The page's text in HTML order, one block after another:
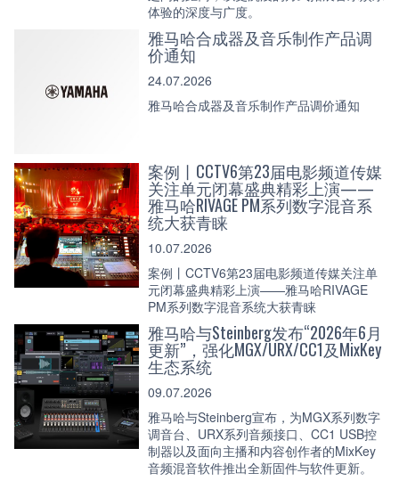
体验的深度与广度。
雅马哈合成器及音乐制作产品调
价通知
24.07.2026
雅马哈合成器及音乐制作产品调价通知
案例丨CCTV6第23届电影频道传媒
关注单元闭幕盛典精彩上演——
雅马哈RIVAGE PM系列数字混音系
统大获青睐
10.07.2026
案例丨CCTV6第23届电影频道传媒关注单
元闭幕盛典精彩上演——雅马哈RIVAGE
PM系列数字混音系统大获青睐
雅马哈与Steinberg发布“2026年6月
更新”，强化MGX/URX/CC1及MixKey
生态系统
09.07.2026
雅马哈与Steinberg宣布，为MGX系列数字
调音台、URX系列音频接口、CC1 USB控
制器以及面向主播和内容创作者的MixKey
音频混音软件推出全新固件与软件更新。